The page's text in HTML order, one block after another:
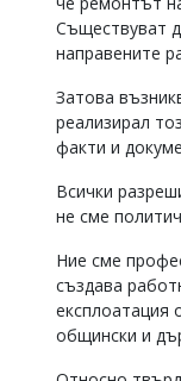
откриете
обиден
коментар,
сигнализирайте
Съществуват
направените
Затова
реализирал
факти и
Всички
не сме
Ние сме
създава
експлоатация
общински и